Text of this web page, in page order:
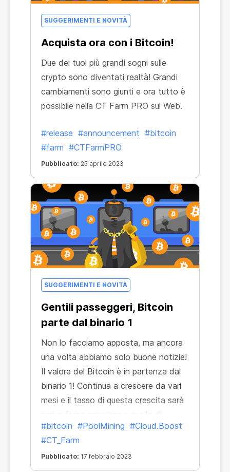
SUGGERIMENTI E NOVITÀ
Acquista ora con i Bitcoin!
Due dei tuoi più grandi sogni sulle
crypto sono diventati realtà! Grandi
cambiamenti sono giunti e ora tutto è
possibile nella CT Farm PRO sul Web.
#release #announcement #bitcoin
#farm #CTFarmPRO
Pubblicato: 25 aprile 2023
SUGGERIMENTI E NOVITÀ
Gentili passeggeri, Bitcoin
parte dal binario 1
Non lo facciamo apposta, ma ancora
una volta abbiamo solo buone notizie!
Il valore del Bitcoin è in partenza dal
binario 1! Continua a crescere da vari
mesi e il tasso di questa crescita sarà
pari o forse superiore a quello di
second space.
#bitcoin #PoolMining #Cloud.Boost
#CT_Farm
Pubblicato: 17 febbraio 2023